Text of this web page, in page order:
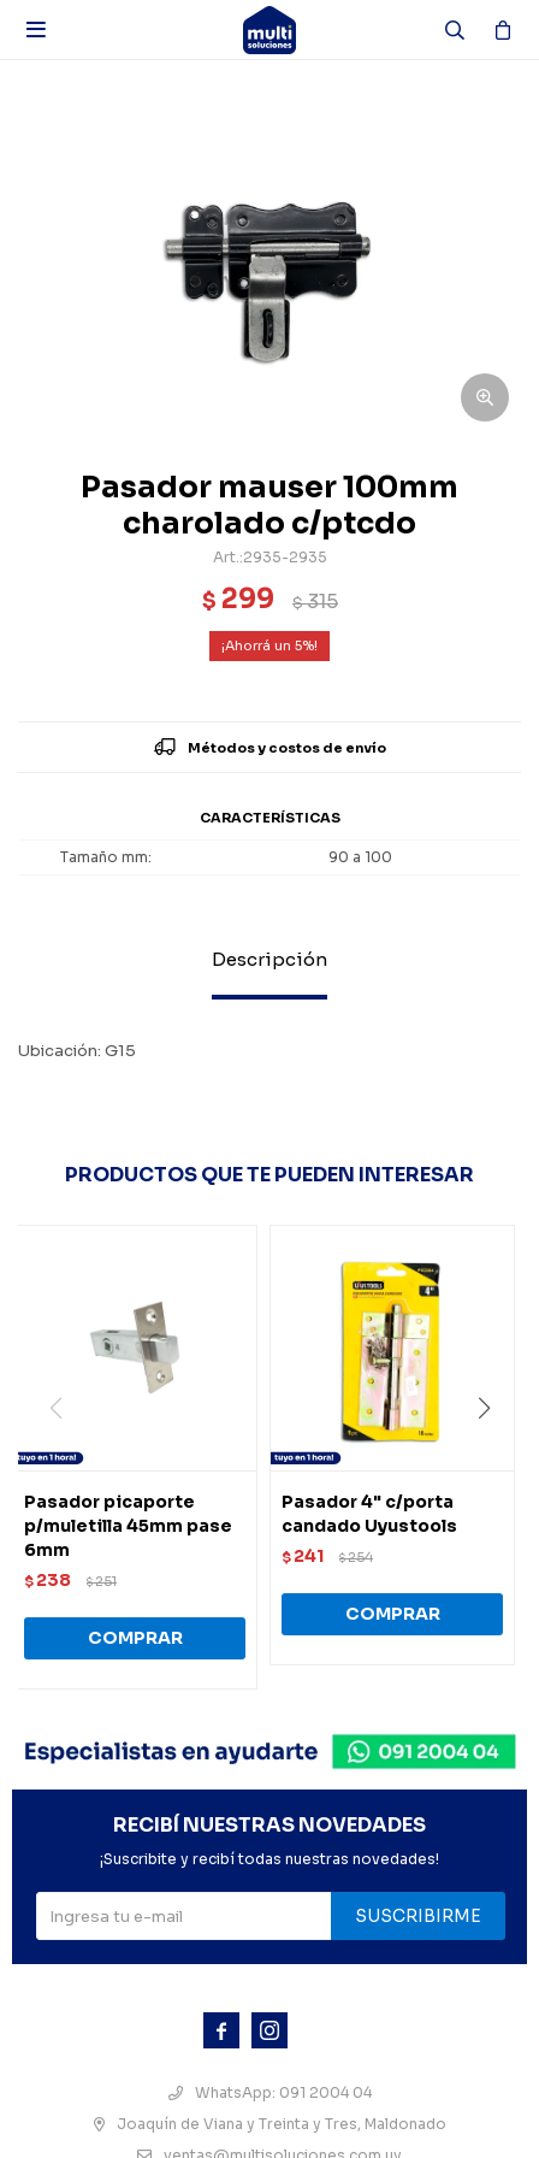

Pasador mauser 100mm
charolado c/ptcdo
2935-2935
$ 299 $315
5
Métodos y costos de envío
CARACTERÍSTICAS
Tamaño mm 90 a 100
Descripción
Ubicación: G15
PRODUCTOS QUE TE PUEDEN INTERESAR
Pasador picaporte
p/muletilla 45mm pase
6mm
$ 238 $251
Pasador 4" c/porta
candado Uyustools
$ 241 $254
 
WhatsApp: 091 2004 04
Joaquín de Viana y Treinta y Tres, Maldonado
RECIBÍ NUESTRAS NOVEDADES
¡Suscribite y recibí todas nuestras novedades!
SUSCRIBIRME